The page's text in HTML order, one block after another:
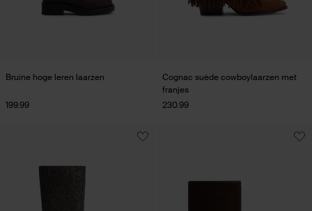
Bruine hoge leren laarzen
199.99
Cognac suède cowboylaarzen met
franjes
230.99